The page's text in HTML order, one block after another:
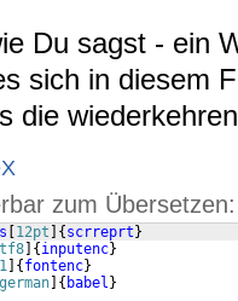
Du sagst - ein
sich in diesem
die
zum Übersetzen:
12pt { scrreprt }
{ inputenc}
{ fontenc}
{ babel }